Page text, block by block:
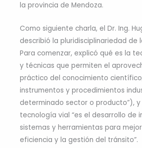
la provincia de Mendoza.
Como siguiente charla, el Dr. Ing.
describió la pluridisciplinariedad de
Para comenzar, explicó qué es la
y técnicas que permiten el
práctico del conocimiento
instrumentos y procedimientos
determinado sector o producto”),
tecnología vial “es el desarrollo de
sistemas y herramientas para
eficiencia y la gestión del tránsito”.